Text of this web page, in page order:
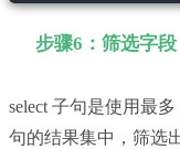
步骤6：筛选字段
select 子句是使用最
句的结果集中，筛选